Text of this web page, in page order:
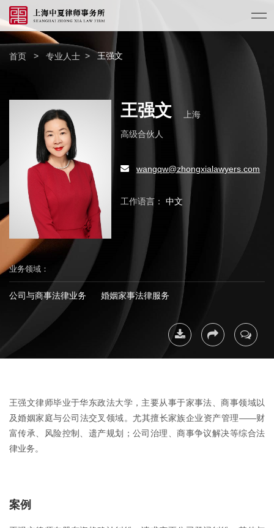
首页 > 专业人士 > 王强文
王强文 上海
高级合伙人
wangqw@zhongxialawyers.com
工作语言： 中文
业务领域：
公司与商事法律业务 婚姻家事法律服务
下载简 分享 联系我
王强文律师毕业于华东政法大学，主要从事于家事法、商事领域以
及婚姻家庭与公司法交叉领域。尤其擅长家族企业资产管理——财
富传承、风险控制、遗产规划；公司治理、商事争议解决等综合法
律业务。
案例